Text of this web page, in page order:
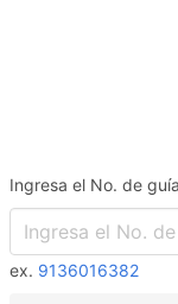
Ingresa el No. de
ex. 9136016382